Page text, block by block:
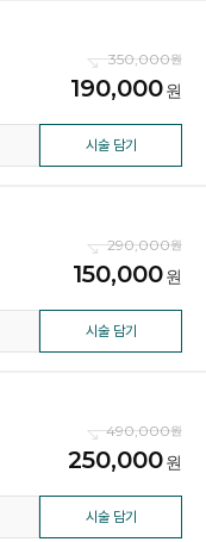
350,000
190,000
시술 담기
290,000
150,000
시술 담기
490,000
250,000
시술 담기